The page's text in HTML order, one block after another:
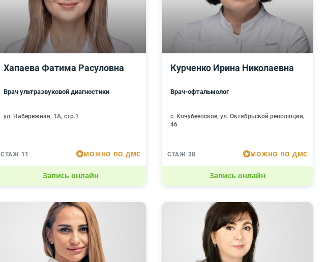
Хапаева Фатима Расуловна
Врач ультразвуковой диагностики
ул. Набережная, 1А, стр.1
СТАЖ 11 МОЖНО ПО ДМС
Запись онлайн
Курченко Ирина Николаевна
Врач-офтальмолог
с. Кочубеевское, ул. Октябрьской революции,
46
СТАЖ 38 МОЖНО ПО ДМС
Запись онлайн